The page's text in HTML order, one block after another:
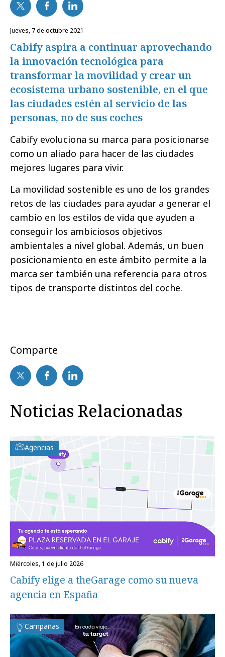
jueves, 7 de octubre 2021
Cabify aspira a continuar aprovechando
la innovación tecnológica para
transformar la movilidad y crear un
ecosistema urbano sostenible, en el que
las ciudades estén al servicio de las
personas, no de sus coches
Cabify evoluciona su marca para posicionarse
como un aliado para hacer de las ciudades
mejores lugares para vivir.
La movilidad sostenible es uno de los grandes
retos de las ciudades para ayudar a generar el
cambio en los estilos de vida que ayuden a
conseguir los ambiciosos objetivos
ambientales a nivel global. Además, un buen
posicionamiento en este ámbito permite a la
marca ser también una referencia para otros
tipos de transporte distintos del coche.
Comparte
Noticias Relacionadas
Agencias
miércoles, 1 de julio 2026
Cabify elige a theGarage como su nueva
agencia en España
Campañas